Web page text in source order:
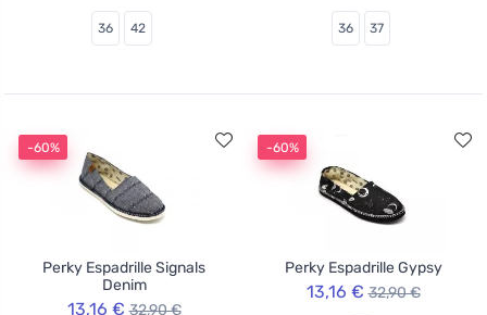
36 42 36 37
-60%
Perky Espadrille Signals
Denim
13,16 € 32,90 €
-60%
Perky Espadrille Gypsy
13,16 € 32,90 €